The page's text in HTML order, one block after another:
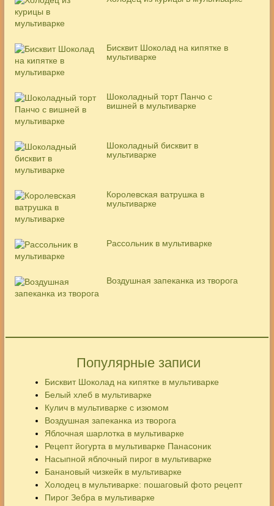
Бисквит Шоколад на кипятке в
мультиварке
Шоколадный торт Панчо с
вишней в мультиварке
Шоколадный бисквит в
мультиварке
Королевская ватрушка в
мультиварке
Рассольник в мультиварке
Воздушная запеканка из творога
Популярные записи
Бисквит Шоколад на кипятке в мультиварке
Белый хлеб в мультиварке
Кулич в мультиварке с изюмом
Воздушная запеканка из творога
Яблочная шарлотка в мультиварке
Рецепт йогурта в мультиварке Панасоник
Насыпной яблочный пирог в мультиварке
Банановый чизкейк в мультиварке
Холодец в мультиварке: пошаговый фото рецепт
Пирог Зебра в мультиварке